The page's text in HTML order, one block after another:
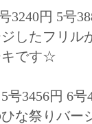
円 5号
したフリル
キです☆
3456円 6号
な祭りバー